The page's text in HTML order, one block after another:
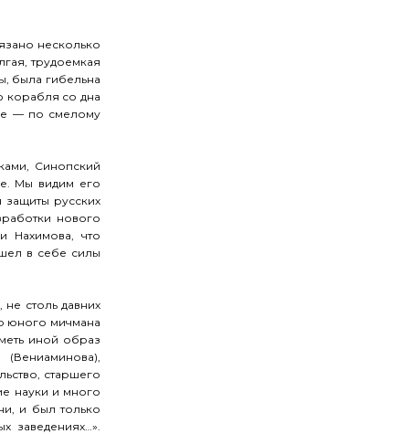
несколько
трудоемкая
была гибельна
корабля со дна
— по смелому
Синопский
Мы видим его
защиты русских
нового
Нахимова, что
в себе силы
столь давних
юного мичмана
иной образ
старшего
науки и много
и был только
заведениях…».